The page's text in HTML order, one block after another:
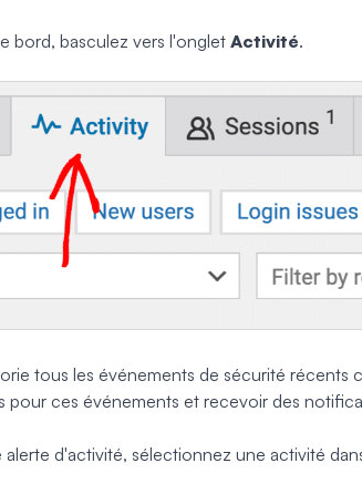
bord, basculez vers l'onglet Activité.
tous les événements de sécurité récents
pour ces événements et recevoir des
d'activité, sélectionnez une activité